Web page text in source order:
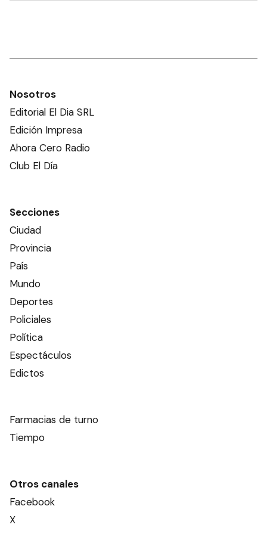
Nosotros
Editorial El Dia SRL
Edición Impresa
Ahora Cero Radio
Club El Día
Secciones
Ciudad
Provincia
País
Mundo
Deportes
Policiales
Política
Espectáculos
Edictos
Farmacias de turno
Tiempo
Otros canales
Facebook
X